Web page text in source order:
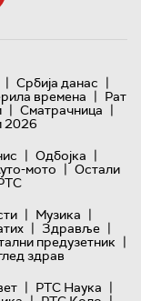
| Србија данас |
времена | Рат
| Сматрачница |
2026
| Одбојка |
мото | Остали
| Музика |
| Здравље |
предузетник |
здрав
| РТС Наука |